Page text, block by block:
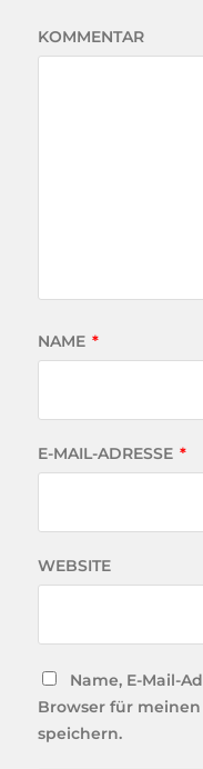
KOMMENTAR
NAME *
E-MAIL-ADRESSE *
WEBSITE
Name, E-Mail-
Browser für
speichern.